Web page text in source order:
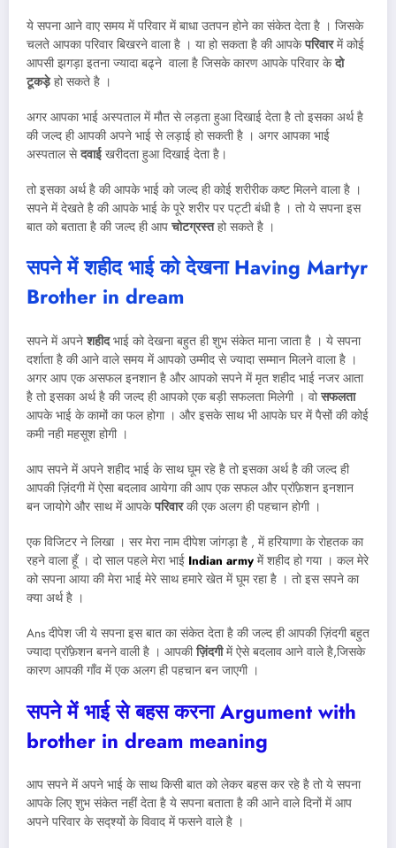
ये सपना आने वाए समय में परिवार में बाधा उतपन होने का संकेत देता है । जिसके
चलते आपका परिवार बिखरने वाला है । या हो सकता है की आपकेपरिवारमें कोई
आपसी झगड़ा इतना ज्यादा बढ्ने वाला है जिसके कारण आपके परिवार केदो
टूकड़ेहो सकते है ।
अगर आपका भाई अस्पताल में मौत से लड़ता हुआ दिखाई देता है तो इसका अर्थ है
की जल्द ही आपकी अपने भाई से लड़ाई हो सकती है । अगर आपका भाई
अस्पताल सेदवाईखरीदता हुआ दिखाई देता है।
तो इसका अर्थ है की आपके भाई को जल्द ही कोई शरीरीक कष्ट मिलने वाला है ।
सपने में देखते है की आपके भाई के पूरे शरीर पर पट्टी बंधी है । तो ये सपना इस
बात को बताता है की जल्द ही आपचोटग्रस्तहो सकते है ।
सपने में शहीद भाई को देखनाHaving Martyr
Brother in dream
सपने में अपनेशहीदभाई को देखना बहुत ही शुभ संकेत माना जाता है । ये सपना
दर्शाता है की आने वाले समय में आपको उम्मीद से ज्यादा सम्मान मिलने वाला है ।
अगर आप एक असफल इनशान है और आपको सपने में मृत शहीद भाई नजर आता
है तो इसका अर्थ है की जल्द ही आपको एक बड़ी सफलता मिलेगी । वोसफलता
आपके भाई के कामों का फल होगा । और इसके साथ भी आपके घर में पैसों की कोई
कमी नही महसूश होगी ।
आप सपने में अपने शहीद भाई के साथ घूम रहे है तो इसका अर्थ है की जल्द ही
आपकी ज़िंदगी में ऐसा बदलाव आयेगा की आप एक सफल और प्रॉफ़ेशन इनशान
बन जायोगे और साथ में आपकेपरिवारकी एक अलग ही पहचान होगी ।
एक विजिटर ने लिखा । सर मेरा नाम दीपेश जांगड़ा है , में हरियाणा के रोहतक का
रहने वाला हूँ । दो साल पहले मेरा भाई Indian army में शहीद हो गया । कल मेरे
को सपना आया की मेरा भाई मेरे साथ हमारे खेत में घूम रहा है । तो इस सपने का
क्या अर्थ है ।
Ans दीपेश जी ये सपना इस बात का संकेत देता है की जल्द ही आपकी ज़िंदगी बहुत
ज्यादा प्रॉफ़ेशन बनने वाली है । आपकीज़िंदगीमें ऐसे बदलाव आने वाले है,जिसके
कारण आपकी गाँव में एक अलग ही पहचान बन जाएगी ।
सपने में भाई से बहस करनाArgument with
brother in dream meaning
आप सपने में अपने भाई के साथ किसी बात को लेकर बहस कर रहे है तो ये सपना
आपके लिए शुभ संकेत नहीं देता है ये सपना बताता है की आने वाले दिनों में आप
अपने परिवार के सद्श्यों के विवाद में फसने वाले है ।